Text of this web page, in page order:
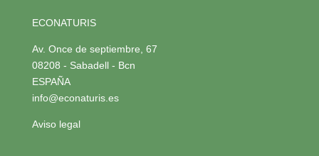
ECONATURIS
Av. Once de septiembre, 67
08208 - Sabadell - Bcn
ESPAÑA
info@econaturis.es
Aviso legal